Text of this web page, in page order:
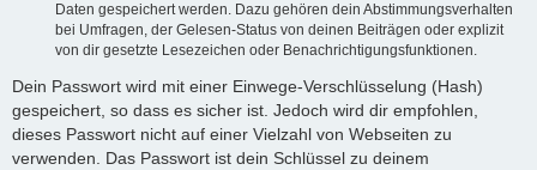
Daten gespeichert werden. Dazu gehören dein Abstimmungsverhalten
bei Umfragen, der Gelesen-Status von deinen Beiträgen oder explizit
von dir gesetzte Lesezeichen oder Benachrichtigungsfunktionen.
Dein Passwort wird mit einer Einwege-Verschlüsselung (Hash)
gespeichert, so dass es sicher ist. Jedoch wird dir empfohlen,
dieses Passwort nicht auf einer Vielzahl von Webseiten zu
verwenden. Das Passwort ist dein Schlüssel zu deinem